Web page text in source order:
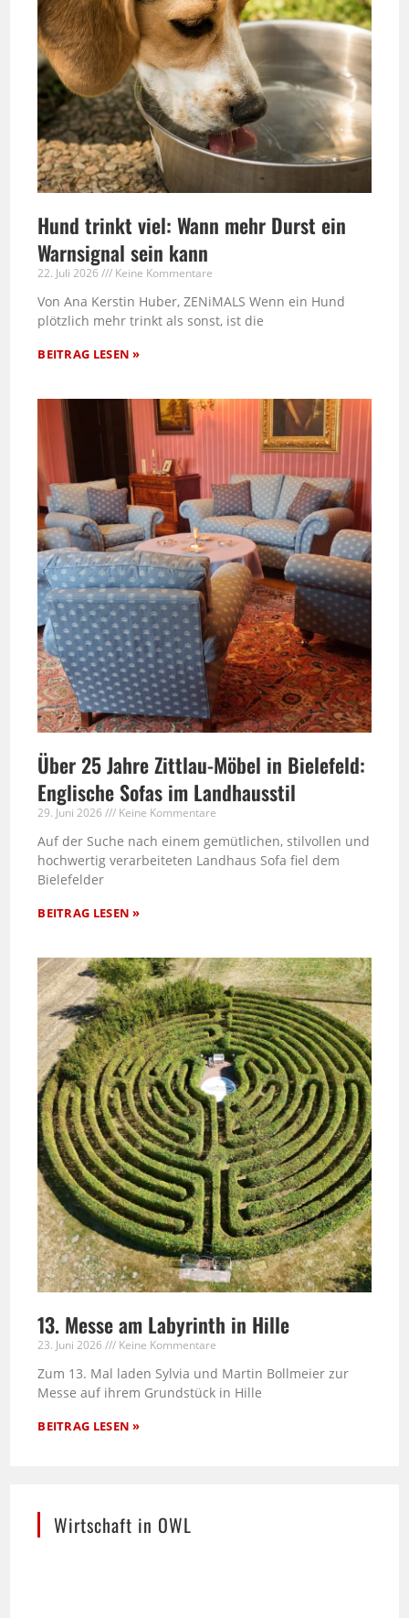
Hund trinkt viel: Wann mehr Durst ein
Warnsignal sein kann
22. Juli 2026 Keine Kommentare
Von Ana Kerstin Huber, ZENiMALS Wenn ein Hund
plötzlich mehr trinkt als sonst, ist die
BEITRAG LESEN »
Über 25 Jahre Zittlau-Möbel in Bielefeld:
Englische Sofas im Landhausstil
29. Juni 2026 Keine Kommentare
Auf der Suche nach einem gemütlichen, stilvollen und
hochwertig verarbeiteten Landhaus Sofa fiel dem
Bielefelder
BEITRAG LESEN »
13. Messe am Labyrinth in Hille
23. Juni 2026 Keine Kommentare
Zum 13. Mal laden Sylvia und Martin Bollmeier zur
Messe auf ihrem Grundstück in Hille
BEITRAG LESEN »
Wirtschaft in OWL